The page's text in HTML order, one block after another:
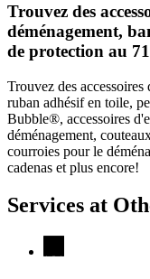
Trouvez des
déménagement,
de protection au
Trouvez des accessoires
ruban adhésif en toile,
Bubble®, accessoires
déménagement,
courroies pour le
cadenas et plus encore!
Services at